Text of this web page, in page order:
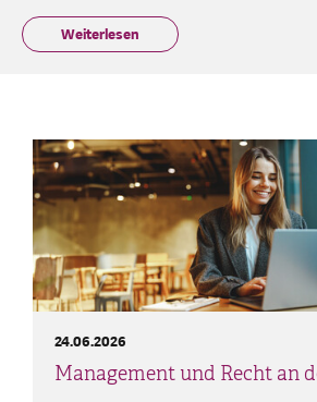
Weiterlesen
Management und Recht an
24.06.2026